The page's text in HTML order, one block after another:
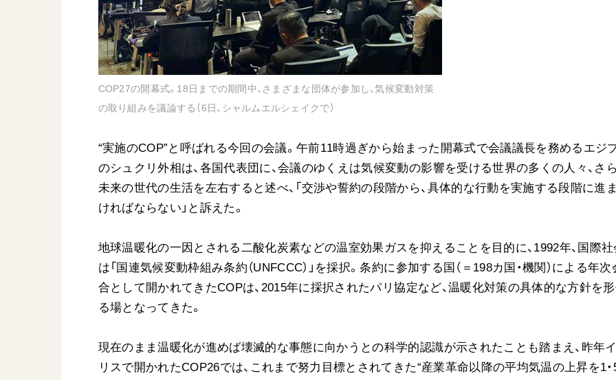
要旨
御書検索［新版］
Soka Gakkai グローバルサイト
SGIピースサイト
ご利用にあたって
COP27の開幕式。18日までの期間中、さまざまな団体が参加し、気候変動対策
の取り組みを議論する（6日、シャルムエルシェイクで）
“実施のCOP”と呼ばれる今回の会議。午前11時過ぎから始まった開幕式で会議議長を務めるエジ
のシュクリ外相は、各国代表団に、会議のゆくえは気候変動の影響を受ける世界の多くの人々、さ
未来の世代の生活を左右すると述べ、「交渉や誓約の段階から、具体的な行動を実施する段階に進
ければならない」と訴えた。
地球温暖化の一因とされる二酸化炭素などの温室効果ガスを抑えることを目的に、1992年、国際社
は「国連気候変動枠組み条約（UNFCCC）」を採択。条約に参加する国（＝198カ国・機関）による年次
合として開かれてきたCOPは、2015年に採択されたパリ協定など、温暖化対策の具体的な方針を
る場となってきた。
現在のまま温暖化が進めば壊滅的な事態に向かうとの科学的認識が示されたことも踏まえ、昨年
リスで開かれたCOP26では、これまで努力目標とされてきた“産業革命以降の平均気温の上昇を1・